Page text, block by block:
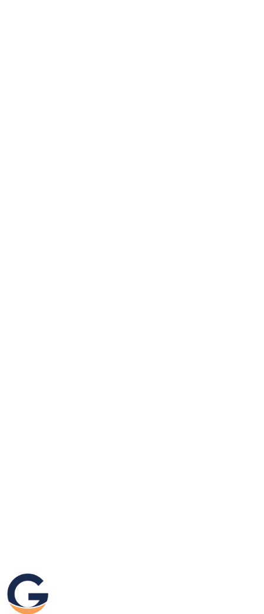
GRAFIKEO.PL